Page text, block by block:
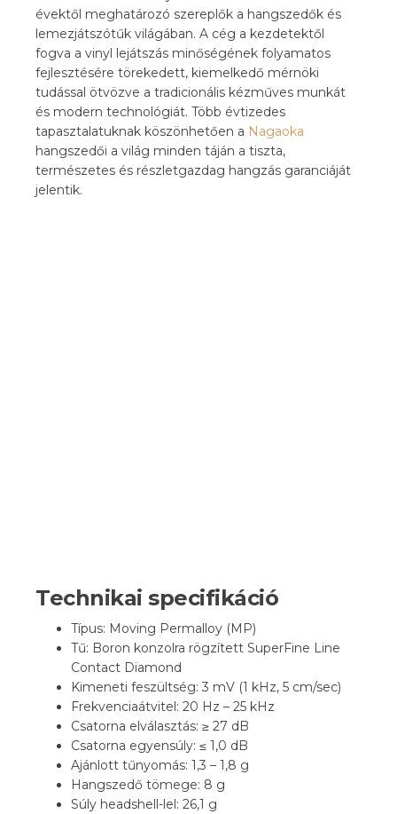
évektől meghatározó szereplők a hangszedők és
lemezjátszótűk világában. A cég a kezdetektől
fogva a vinyl lejátszás minőségének folyamatos
fejlesztésére törekedett, kiemelkedő mérnöki
tudással ötvözve a tradicionális kézműves munkát
és modern technológiát. Több évtizedes
tapasztalatuknak köszönhetően a Nagaoka
hangszedői a világ minden táján a tiszta,
természetes és részletgazdag hangzás garanciáját
jelentik.
Technikai specifikáció
Típus: Moving Permalloy (MP)
Tű: Boron konzolra rögzített SuperFine Line
Contact Diamond
Kimeneti feszültség: 3 mV (1 kHz, 5 cm/sec)
Frekvenciaátvitel: 20 Hz – 25 kHz
Csatorna elválasztás: ≥ 27 dB
Csatorna egyensúly: ≤ 1,0 dB
Ajánlott tűnyomás: 1,3 – 1,8 g
Hangszedő tömege: 8 g
Súly headshell-lel: 26,1 g